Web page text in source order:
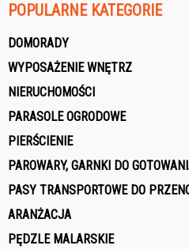
POPULARNE KATEGORIE
DOMORADY
WYPOSAŻENIE WNĘTRZ
NIERUCHOMOŚCI
PARASOLE OGRODOWE
PIERŚCIENIE
PAROWARY, GARNKI DO
PASY TRANSPORTOWE DO
ARANŻACJA
PĘDZLE MALARSKIE